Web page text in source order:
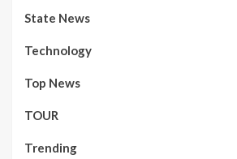
State News
Technology
Top News
TOUR
Trending